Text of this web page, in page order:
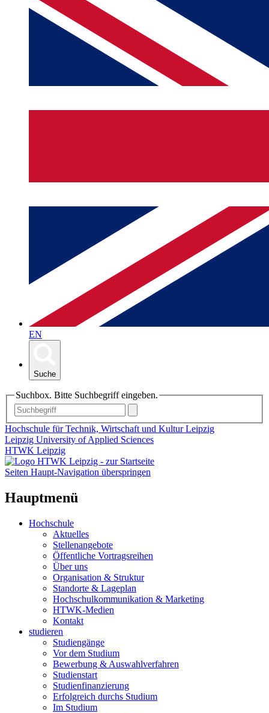
EN
Suche
Suchbox. Bitte Suchbegriff eingeben.
Hochschule für Technik, Wirtschaft und Kultur Leipzig
Leipzig University of Applied Sciences
HTWK Leipzig
Seiten Haupt-Navigation überspringen
Hauptmenü
Hochschule
Aktuelles
Stellenangebote
Öffentliche Vortragsreihen
Über uns
Organisation & Struktur
Standorte & Lageplan
Hochschulkommunikation & Marketing
HTWK-Medien
Kontakt
studieren
Studiengänge
Vor dem Studium
Bewerbung & Auswahlverfahren
Studienstart
Studienfinanzierung
Erfolgreich durchs Studium
Im Studium